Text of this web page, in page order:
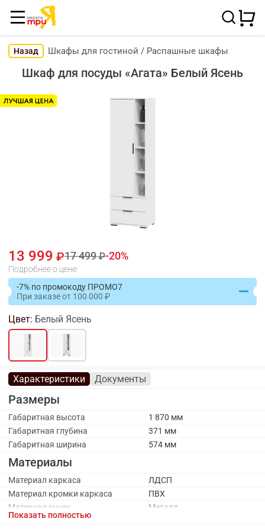
Назад Шкафы для гостиной / Распашные шкафы
Шкаф для посуды «Агата» Белый Ясень
13 999 17 499 20
Подробнее о цене
-7% по промокоду ПРОМО7
При заказеот 100 000
Цвет: Белый Ясень
Характеристики Документы
Размеры
Габаритная высота
1 870 мм
Габаритная глубина
371 мм
Габаритная ширина
574 мм
Материалы
Материал каркаса
ЛДСП
Материал кромки каркаса
ПВХ
Материал ручек
Металл
Материал фасада
Показать полностью